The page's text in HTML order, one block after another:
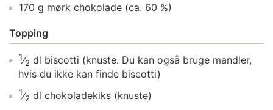
170 g mørk chokolade (ca. 60 %)
Topping
1⁄2 dl biscotti (knuste. Du kan også bruge mandler,
hvis du ikke kan finde biscotti)
1⁄2 dl chokoladekiks (knuste)